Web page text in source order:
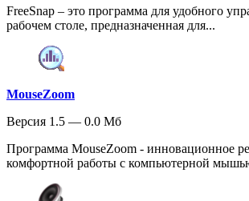
FreeSnap – это программа для удобного
рабочем столе, предназначенная для...
MouseZoom
Версия 1.5 — 0.0 Мб
Программа MouseZoom - инновационное
комфортной работы с компьютерной